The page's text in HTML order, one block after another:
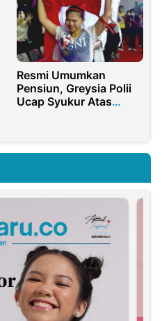
Resmi Umumkan
Pensiun, Greysia Polii
Ucap Syukur Atas